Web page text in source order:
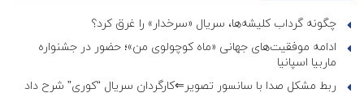
چگونه گرداب کلیشه‌ها، سریال «سرخدار» را غرق کرد؟
ادامه موفقیت‌های جهانی «ماه کوچولوی من»؛ حضور در جشنواره
ماربیا اسپانیا
ربط مشکل صدا با سانسور تصویر⇐کارگردان سریال “کوری” شرح داد